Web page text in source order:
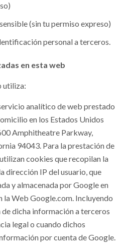
(sin tu permiso expreso)
personal a terceros.
en esta web
utiliza:
analítico de web prestado
en los Estados Unidos
Amphitheatre Parkway,
94043. Para la prestación de
cookies que recopilan la
dirección IP del usuario, que
y almacenada por Google en
la Web Google.com. Incluyendo
dicha información a terceros
legal o cuando dichos
por cuenta de Google.